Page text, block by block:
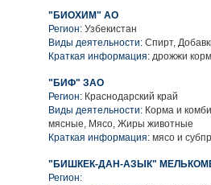
"БИОХИМ" АО
Регион: Узбекистан
Виды деятельности: Спирт,
Краткая информация: дрожжи
"БИФ" ЗАО
Регион: Краснодарский край
Виды деятельности: Корма и
мясные, Мясо, Жиры животные
Краткая информация: мясо и
"БИШКЕК-ДАН-АЗЫК"
Регион: